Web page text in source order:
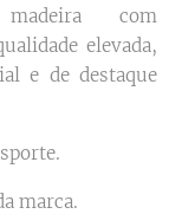
com
elevada,
e de destaque
marca.